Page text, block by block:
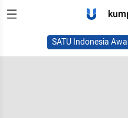
SATU Indonesia